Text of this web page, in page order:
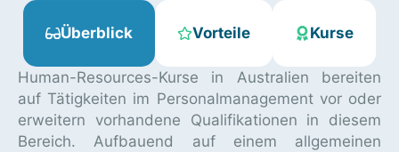
Überblick Vorteile Kurse
Human-Resources-Kurse in Australien bereiten
auf Tätigkeiten im Personalmanagement vor oder
erweitern vorhandene Qualifikationen in diesem
Bereich. Aufbauend auf einem allgemeinen